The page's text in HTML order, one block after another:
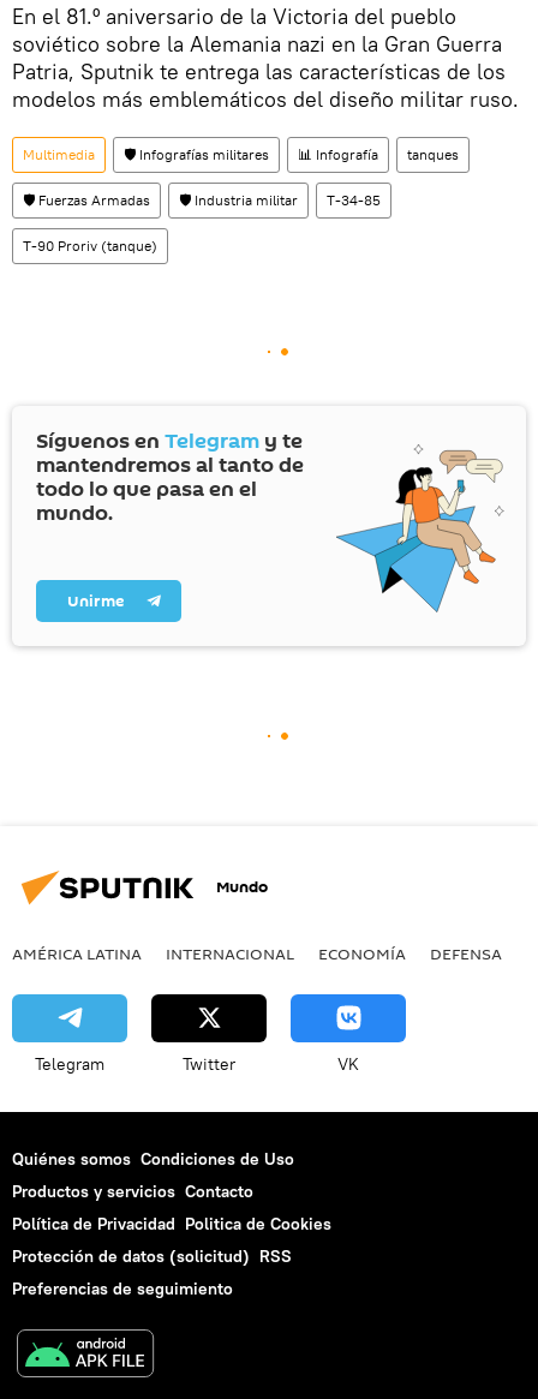
En el 81.º aniversario de la Victoria del pueblo
soviético sobre la Alemania nazi en la Gran Guerra
Patria, Sputnik te entrega las características de los
modelos más emblemáticos del diseño militar ruso.
Multimedia 🛡️ Infografías militares 📊 Infografía tanques
🛡️ Fuerzas Armadas 🛡️ Industria militar T-34-85
T-90 Proriv (tanque)
Síguenos en Telegram y te
mantendremos al tanto de
todo lo que pasa en el
mundo.
Unirme
Mundo
AMÉRICA LATINA INTERNACIONAL ECONOMÍA DEFENSA
Telegram Twitter VK
Quiénes somos Condiciones de Uso
Productos y servicios Contacto
Política de Privacidad Politica de Cookies
Protección de datos (solicitud) RSS
Preferencias de seguimiento